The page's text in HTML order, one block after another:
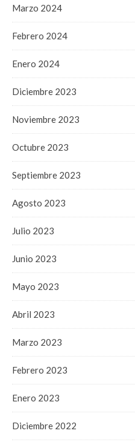
Marzo 2024
Febrero 2024
Enero 2024
Diciembre 2023
Noviembre 2023
Octubre 2023
Septiembre 2023
Agosto 2023
Julio 2023
Junio 2023
Mayo 2023
Abril 2023
Marzo 2023
Febrero 2023
Enero 2023
Diciembre 2022